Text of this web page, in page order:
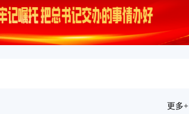
更多+